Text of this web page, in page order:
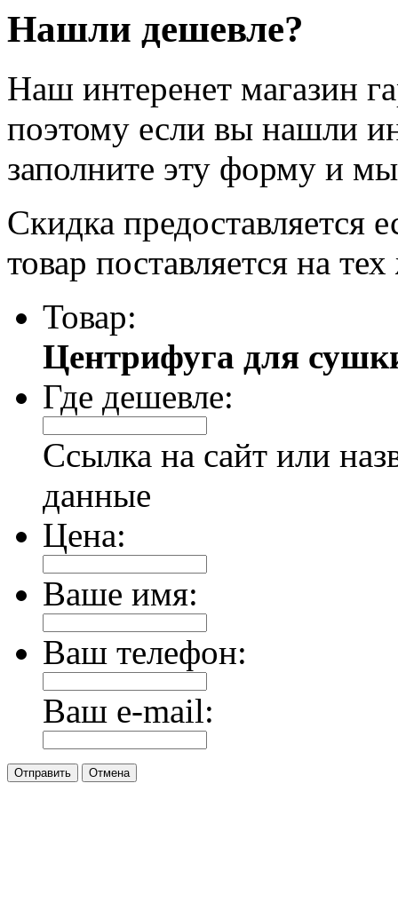
Нашли дешевле?
Наш интеренет магазин
поэтому если вы нашли
заполните эту форму и
Скидка предоставляется
товар поставляется на
Товар:
Центрифуга для
Где дешевле:
Ссылка на сайт или
данные
Цена:
Ваше имя:
Ваш телефон:
Ваш e-mail:
Отправить Отмена